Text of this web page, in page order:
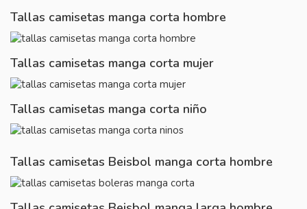
Tallas camisetas manga corta hombre
Tallas camisetas manga corta mujer
Tallas camisetas manga corta niño
Tallas camisetas Beisbol manga corta hombre